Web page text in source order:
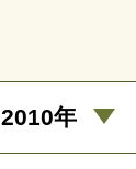
2010年